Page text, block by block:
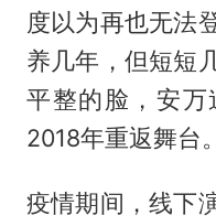
度以为再也无法
养几年，但短短
平整的脸，安
2018年重返舞台。
疫情期间，线下